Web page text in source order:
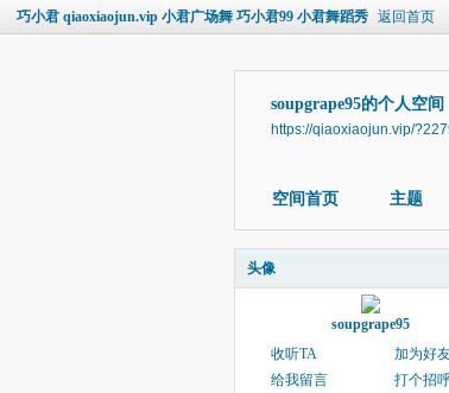
巧小君 qiaoxiaojun.vip 小君广场舞 巧小君99 小君舞蹈秀 返回首页
soupgrape95的个人空间
https://qiaoxiaojun.vip/
空间首页 主题
头像
soupgrape95
收听TA
加为好
给我留言
打个招